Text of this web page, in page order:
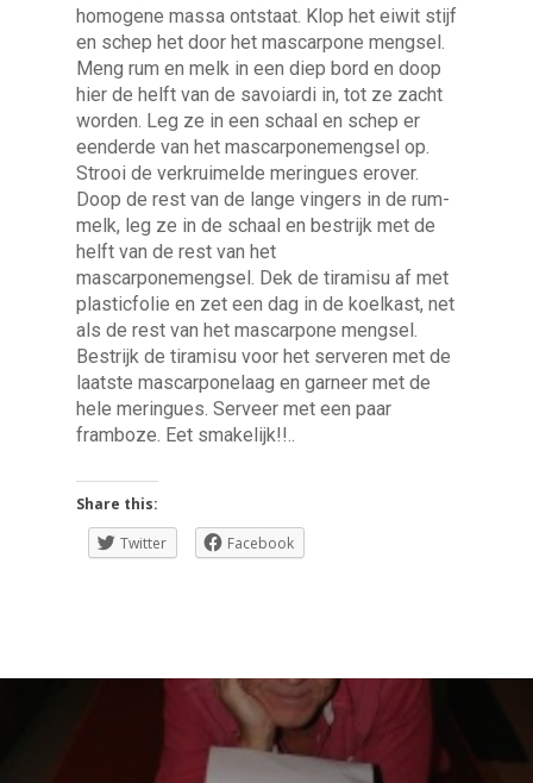
homogene massa ontstaat. Klop het eiwit stijf
en schep het door het mascarpone mengsel.
Meng rum en melk in een diep bord en doop
hier de helft van de savoiardi in, tot ze zacht
worden. Leg ze in een schaal en schep er
eenderde van het mascarponemengsel op.
Strooi de verkruimelde meringues erover.
Doop de rest van de lange vingers in de rum-
melk, leg ze in de schaal en bestrijk met de
helft van de rest van het
mascarponemengsel. Dek de tiramisu af met
plasticfolie en zet een dag in de koelkast, net
als de rest van het mascarpone mengsel.
Bestrijk de tiramisu voor het serveren met de
laatste mascarponelaag en garneer met de
hele meringues. Serveer met een paar
framboze. Eet smakelijk!!..
Share this:
Twitter
Facebook